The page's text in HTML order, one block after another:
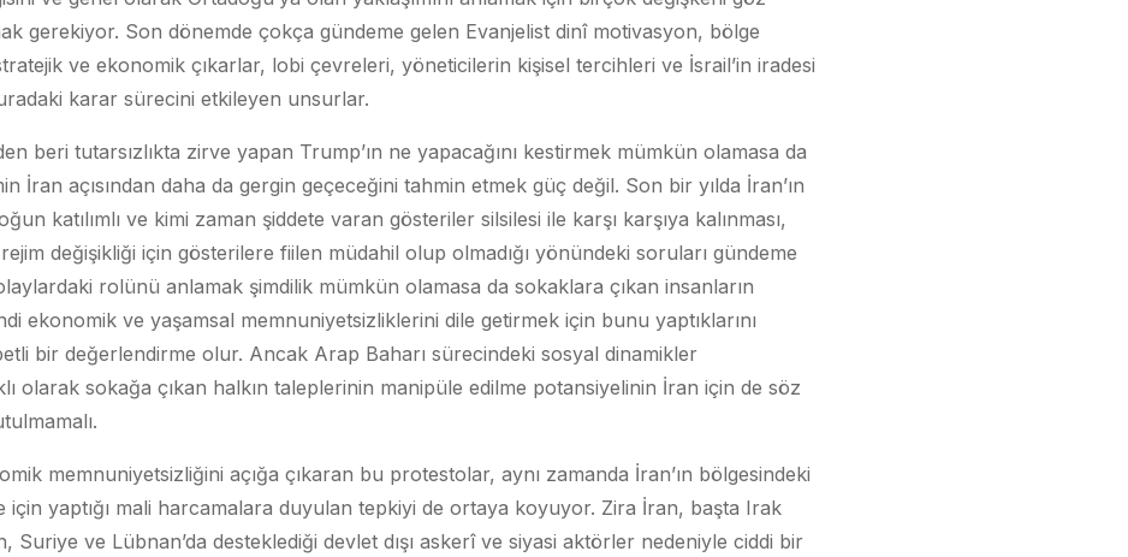
gerekiyor. Son dönemde çokça gündeme gelen Evanjelist dinî motivasyon, bölge
ve ekonomik çıkarlar, lobi çevreleri, yöneticilerin kişisel tercihleri ve İsrail’in iradesi
karar sürecini etkileyen unsurlar.
beri tutarsızlıkta zirve yapan Trump’ın ne yapacağını kestirmek mümkün olamasa da
İran açısından daha da gergin geçeceğini tahmin etmek güç değil. Son bir yılda İran’ın
katılımlı ve kimi zaman şiddete varan gösteriler silsilesi ile karşı karşıya kalınması,
değişikliği için gösterilere fiilen müdahil olup olmadığı yönündeki soruları gündeme
rolünü anlamak şimdilik mümkün olamasa da sokaklara çıkan insanların
ekonomik ve yaşamsal memnuniyetsizliklerini dile getirmek için bunu yaptıklarını
bir değerlendirme olur. Ancak Arap Baharı sürecindeki sosyal dinamikler
olarak sokağa çıkan halkın taleplerinin manipüle edilme potansiyelinin İran için de söz
memnuniyetsizliğini açığa çıkaran bu protestolar, aynı zamanda İran’ın bölgesindeki
için yaptığı mali harcamalara duyulan tepkiyi de ortaya koyuyor. Zira İran, başta Irak
Suriye ve Lübnan’da desteklediği devlet dışı askerî ve siyasi aktörler nedeniyle ciddi bir